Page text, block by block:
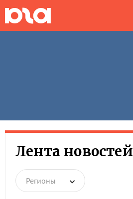
Лента новостей
Регионы